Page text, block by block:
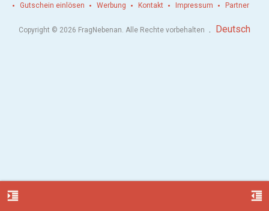
format_indent_increase format_indent_decrease
Gutschein einlösen
Werbung Kontakt Impressum Partner
Copyright © 2026 FragNebenan. Alle Rechte vorbehalten . Deutsch